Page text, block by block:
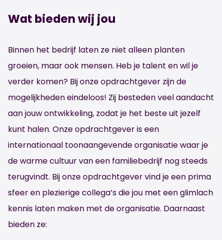
Wat bieden wij jou
Binnen het bedrijf laten ze niet alleen planten
groeien, maar ook mensen. Heb je talent en wil je
verder komen? Bij onze opdrachtgever zijn de
mogelijkheden eindeloos! Zij besteden veel aandacht
aan jouw ontwikkeling, zodat je het beste uit jezelf
kunt halen. Onze opdrachtgever is een
internationaal toonaangevende organisatie waar je
de warme cultuur van een familiebedrijf nog steeds
terugvindt. Bij onze opdrachtgever vind je een prima
sfeer en plezierige collega’s die jou met een glimlach
kennis laten maken met de organisatie. Daarnaast
bieden ze: